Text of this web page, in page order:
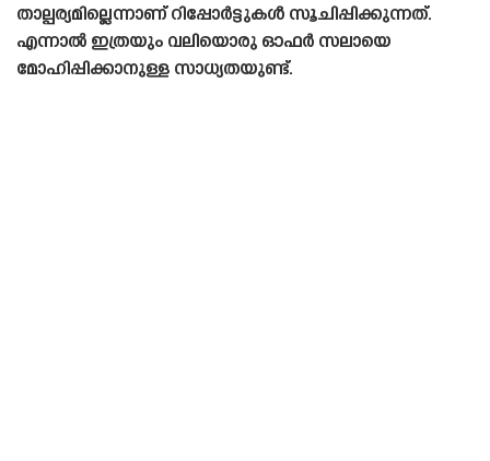
താല്പര്യമില്ലെന്നാണ് റിപ്പോർട്ടുകൾ സൂചിപ്പിക്കുന്നത്.
എന്നാൽ ഇത്രയും വലിയൊരു ഓഫർ സലായെ
മോഹിപ്പിക്കാനുള്ള സാധ്യതയുണ്ട്.